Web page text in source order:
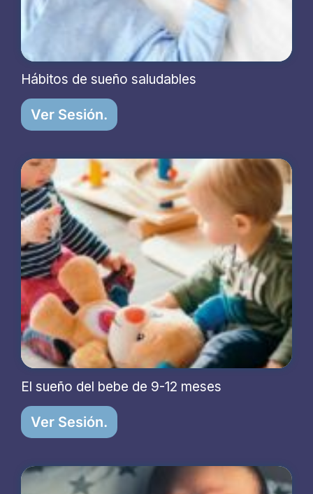
Hábitos de sueño saludables
Ver Sesión.
El sueño del bebe de 9-12 meses
Ver Sesión.